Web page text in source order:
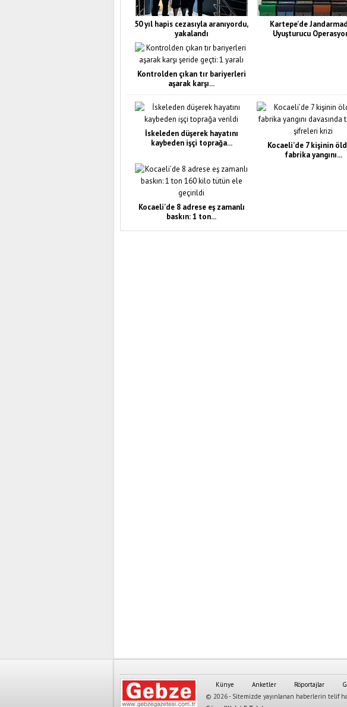
50 yıl hapis cezasıyla aranıyordu,
yakalandı
Kartepe'de
Uyuşturucu
Kontrolden çıkan tır bariyerleri
aşarak karşı...
İskeleden düşerek hayatını
kaybeden işçi toprağa...
Kocaeli’de 7 kişinin
fabrika yangını...
Kocaeli’de 8 adrese eş zamanlı
baskın: 1 ton...
Künye Anketler Röportajlar
© 2026 - Sitemizde yayınlanan haberlerin telif